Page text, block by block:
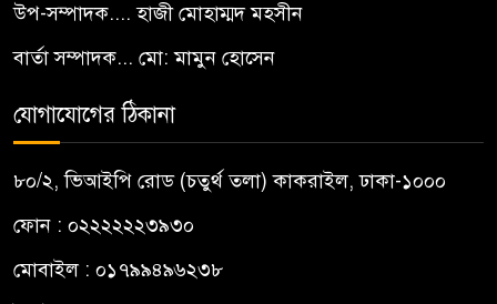
উপ-সম্পাদক.... হাজী মোহাম্মদ মহসীন
বার্তা সম্পাদক... মো: মামুন হোসেন
যোগাযোগের ঠিকানা
৮০/২, ভিআইপি রোড (চতুর্থ তলা) কাকরাইল, ঢাকা-১০০০
ফোন : ০২২২২২২৩৯৩০
মোবাইল : ০১৭৯৯৪৯৬২৩৮